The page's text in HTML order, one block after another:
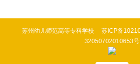
苏州幼儿师范高等专科学校 苏ICP备
32050702010653号